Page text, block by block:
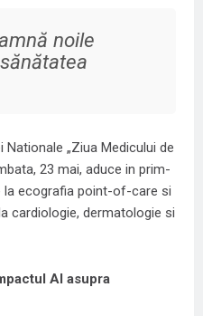
noile
„Ziua Medicului de
23 mai, aduce in prim-
la ecografia point-of-care si
cardiologie, dermatologie si
AI asupra